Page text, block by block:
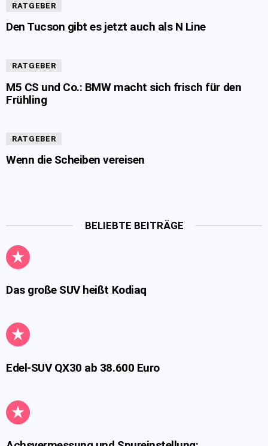
RATGEBER
Den Tucson gibt es jetzt auch als N Line
RATGEBER
M5 CS und Co.: BMW macht sich frisch für den
Frühling
RATGEBER
Wenn die Scheiben vereisen
BELIEBTE BEITRÄGE
Das große SUV heißt Kodiaq
Edel-SUV QX30 ab 38.600 Euro